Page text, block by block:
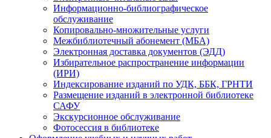
Информационно-библиографическое
обслуживание
Копировально-множительные услуги
Межбиблиотечный абонемент (МБА)
Электронная доставка документов (ЭДД)
Избирательное распространение информации
(ИРИ)
Индексирование изданий по УДК, ББК, ГРНТИ
Размещение изданий в электронной библиотеке
САФУ
Экскурсионное обслуживание
Фотосессия в библиотеке